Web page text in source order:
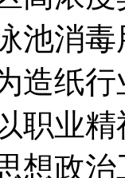
池消
造纸
职业
想政